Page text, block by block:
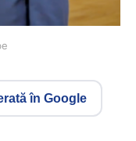
în Google